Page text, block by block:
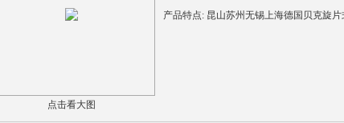
点击看大图
产品特点: 昆山苏州无锡上海德国贝克旋